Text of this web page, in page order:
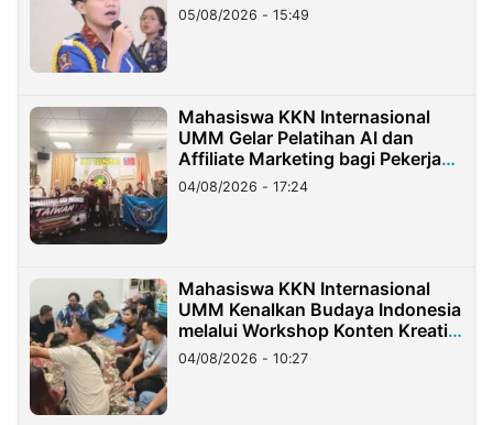
05/08/2026 - 15:49
Mahasiswa KKN Internasional
UMM Gelar Pelatihan AI dan
Affiliate Marketing bagi Pekerja
Migran Indonesia di Taiwan
04/08/2026 - 17:24
Mahasiswa KKN Internasional
UMM Kenalkan Budaya Indonesia
melalui Workshop Konten Kreatif
di Taiwan
04/08/2026 - 10:27